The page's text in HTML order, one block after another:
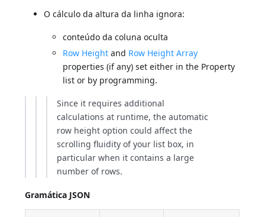
O cálculo da altura da linha ignora:
conteúdo da coluna oculta
Row Height and Row Height Array
properties (if any) set either in the Property
list or by programming.
Since it requires additional
calculations at runtime, the automatic
row height option could affect the
scrolling fluidity of your list box, in
particular when it contains a large
number of rows.
Gramática JSON